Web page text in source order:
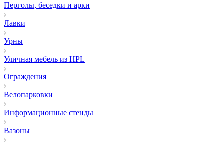
Перголы, беседки и арки
Лавки
Урны
Уличная мебель из HPL
Ограждения
Велопарковки
Информационные стенды
Вазоны